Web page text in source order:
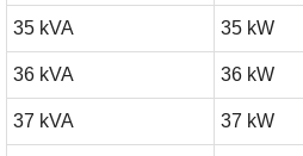
35 kVA 35 kW
36 kVA 36 kW
37 kVA 37 kW